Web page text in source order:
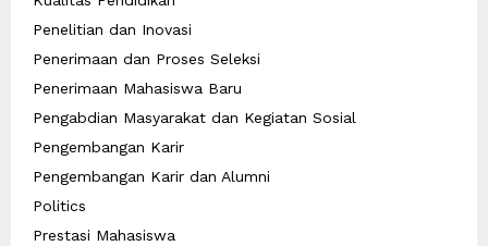
Penelitian dan Inovasi
Penerimaan dan Proses Seleksi
Penerimaan Mahasiswa Baru
Pengabdian Masyarakat dan Kegiatan Sosial
Pengembangan Karir
Pengembangan Karir dan Alumni
Politics
Prestasi Mahasiswa